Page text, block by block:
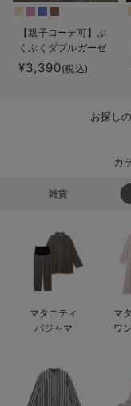
ベビー リュック
ベビー 小物
erbaviva（エルバビーバ）
安心の日本製。先輩ママが買ってよかっ
買って正解！高評価レビ
親子コーデ｜ママとベビ
Gift Selection 出産祝い
保育園・入園準備特集
デロンギ
【親子コーデ可】ぷ
くぷくダブルガーゼ
ツーウェイオール
（2wayオール） ロ
¥3,390(税込)
お探し
カ
雑貨
マタニティ
パジャマ
マ
ワ